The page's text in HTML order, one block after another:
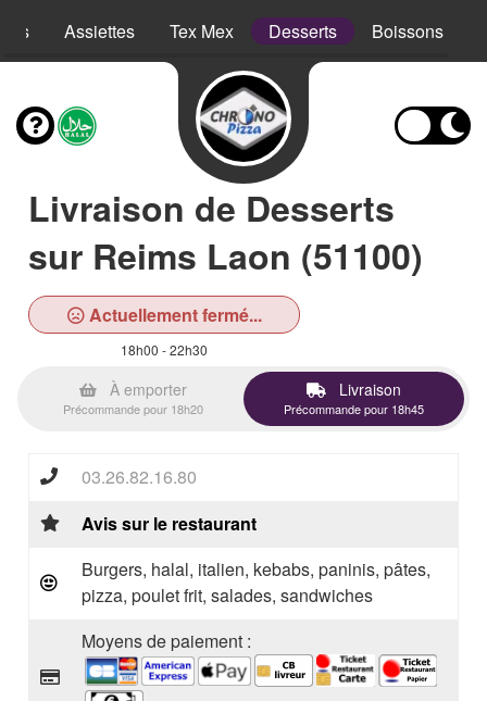
Assiettes Tex Mex Desserts Boissons
Livraison de Desserts
sur Reims Laon (51100)
Actuellement fermé...
18h00 - 22h30
À emporter
Précommande pour 18h20
Livraison
Précommande pour 18h45
03.26.82.16.80
Avis sur le restaurant
Burgers, halal, italien, kebabs, paninis, pâtes,
pizza, poulet frit, salades, sandwiches
Moyens de paiement :